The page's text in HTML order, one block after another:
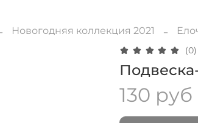
Новогодняя коллекция 2021
(0)
Подвеска-
130 руб